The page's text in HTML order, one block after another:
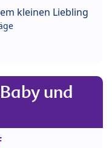
kleinen Liebling
und